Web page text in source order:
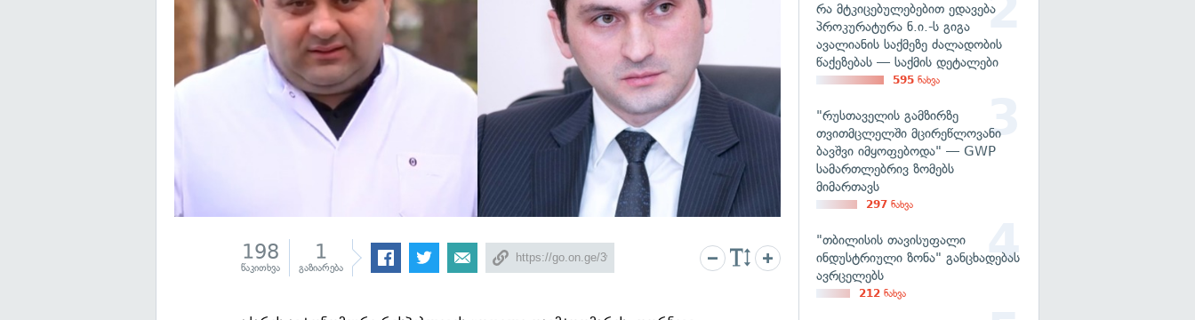
198
წაკითხვა
1
გაზიარება
რა მტკიცებულებებით ედავება
პროკურატურა ნ.ი.-ს გიგა
ავალიანის საქმეზე ძალადობის
წაქეზებას — საქმის დეტალები
595 ნახვა
"რუსთაველის გამზირზე
თვითმცლელში მცირეწლოვანი
ბავშვი იმყოფებოდა" — GWP
სამართლებრივ ზომებს
მიმართავს
297 ნახვა
"თბილისის თავისუფალი
ინდუსტრიული ზონა" განცხადებას
ავრცელებს
212 ნახვა